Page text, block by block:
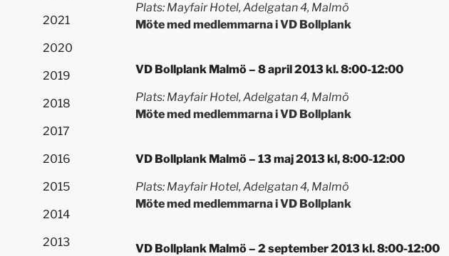
2021
2020
2019
2018
2017
2016
2015
2014
2013
Plats: Mayfair Hotel, Adelgatan 4, Malmö
Möte med medlemmarna i VD Bollplank
VD Bollplank Malmö – 8 april 2013 kl. 8:00-12:00
Plats: Mayfair Hotel, Adelgatan 4, Malmö
Möte med medlemmarna i VD Bollplank
VD Bollplank Malmö – 13 maj 2013 kl, 8:00-12:00
Plats: Mayfair Hotel, Adelgatan 4, Malmö
Möte med medlemmarna i VD Bollplank
VD Bollplank Malmö – 2 september 2013 kl. 8:00-12:00